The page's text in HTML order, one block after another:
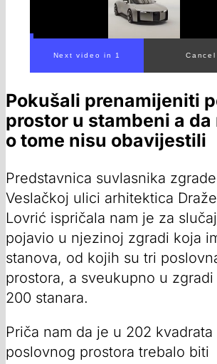
Pokušali prenamijeniti
prostor u stambeni a da
o tome nisu obavijestili
Predstavnica suvlasnika
Veslačkoj ulici arhitektica
Lovrić ispričala nam je za
pojavio u njezinoj zgradi koja
stanova, od kojih su tri
prostora, a sveukupno u
200 stanara.
Priča nam da je u 202 kvadrata
poslovnog prostora trebalo biti